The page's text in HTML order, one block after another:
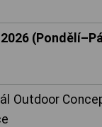
Outdoor